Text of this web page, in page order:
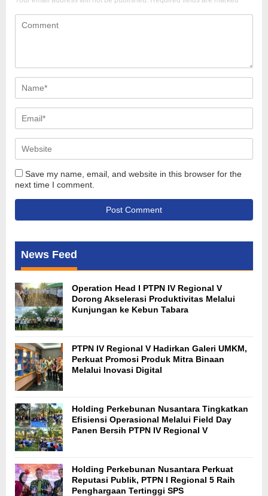
Save my name, email, and website in this browser for the
next time I comment.
News Feed
Operation Head I PTPN IV Regional V
Dorong Akselerasi Produktivitas Melalui
Kunjungan ke Kebun Tabara
PTPN IV Regional V Hadirkan Galeri UMKM,
Perkuat Promosi Produk Mitra Binaan
Melalui Inovasi Digital
Holding Perkebunan Nusantara Tingkatkan
Efisiensi Operasional Melalui Field Day
Panen Bersih PTPN IV Regional V
Holding Perkebunan Nusantara Perkuat
Reputasi Publik, PTPN I Regional 5 Raih
Penghargaan Tertinggi SPS